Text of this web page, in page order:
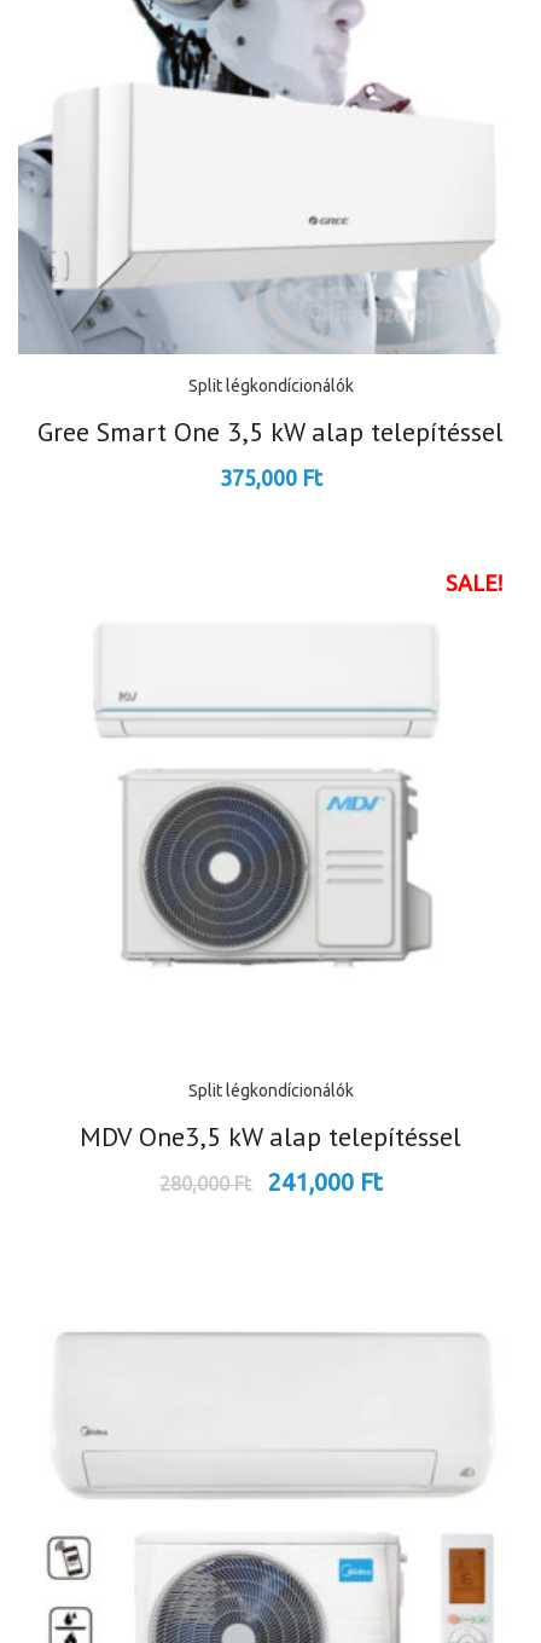
Split légkondícionálók
Gree Smart One 3,5 kW alap telepítéssel
375,000 Ft
SALE!
Split légkondícionálók
MDV One3,5 kW alap telepítéssel
280,000Ft 241,000 Ft